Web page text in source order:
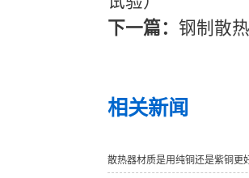
下一篇： 钢制散
相关新闻
散热器材质是用纯铜还是紫铜更